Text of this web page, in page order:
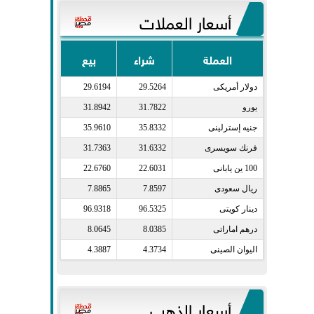
أسعار العملات
العملة شراء بيع
دولار أمريكى​ 29.5264
29.6194
يورو​ 31.7822
31.8942
جنيه إسترلينى​ 35.8332
35.9610
فرنك سويسرى​ 31.6332
31.7363
100 ين يابانى​ 22.6031
22.6760
ريال سعودى​ 7.8597
7.8865
دينار كويتى​ 96.5325
96.9318
درهم اماراتى​ 8.0385
8.0645
اليوان الصينى​ 4.3734
4.3887
أسعار الذهب